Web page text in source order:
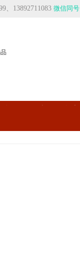
、13892711083 微信同号